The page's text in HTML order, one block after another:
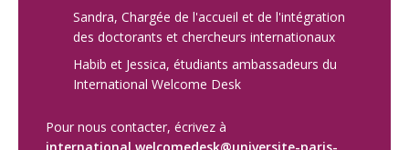
Sandra, Chargée de l'accueil et de l'intégration
des doctorants et chercheurs internationaux
Habib et Jessica, étudiants ambassadeurs du
International Welcome Desk
Pour nous contacter, écrivez à